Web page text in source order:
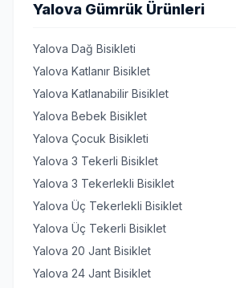
Yalova Gümrük Ürünleri
Yalova Dağ Bisikleti
Yalova Katlanır Bisiklet
Yalova Katlanabilir Bisiklet
Yalova Bebek Bisiklet
Yalova Çocuk Bisikleti
Yalova 3 Tekerli Bisiklet
Yalova 3 Tekerlekli Bisiklet
Yalova Üç Tekerlekli Bisiklet
Yalova Üç Tekerli Bisiklet
Yalova 20 Jant Bisiklet
Yalova 24 Jant Bisiklet